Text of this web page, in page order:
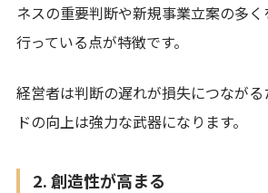
ネスの重要判断や新規事業立案の多
行っている点が特徴です。
経営者は判断の遅れが損失につなが
ドの向上は強力な武器になります。
2. 創造性が高まる